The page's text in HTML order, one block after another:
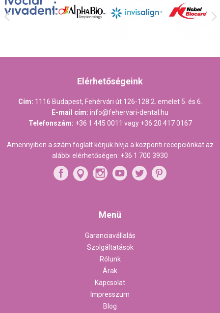
Elérhetőségeink
Cím: 1116 Budapest, Fehérvári út 126-128 2. emelet 5. és 6.
E-mail cím: info@fehervari-dental.hu
Telefonszám: +36 1 445 0011 vagy +36 20 417 0167
Amennyiben a szám foglalt kérjük hívja a központi recepciónkat az
alábbi elérhetőségen: +36 1 700 3930
Menü
Garanciavállalás
Szolgáltatások
Rólunk
Árak
Kapcsolat
Impresszum
Blog